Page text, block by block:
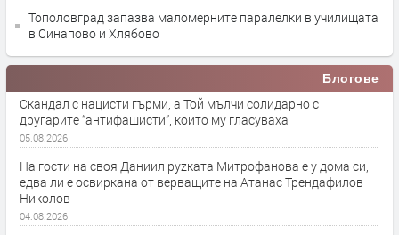
Тополовград запазва маломерните паралелки в училищата
в Синапово и Хлябово
Блогове
Скандал с нацисти гърми, а Той мълчи солидарно с
другарите “антифашисти”, които му гласуваха
05.08.2026
На гости на своя Даниил руzката Митрофанова е у дома си,
едва ли е освиркана от верващите на Атанас Трендафилов
Николов
04.08.2026